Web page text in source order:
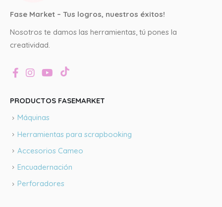
Fase Market – Tus logros, nuestros éxitos!
Nosotros te damos las herramientas, tú pones la
creatividad.
PRODUCTOS FASEMARKET
Máquinas
Herramientas para scrapbooking
Accesorios Cameo
Encuadernación
Perforadores